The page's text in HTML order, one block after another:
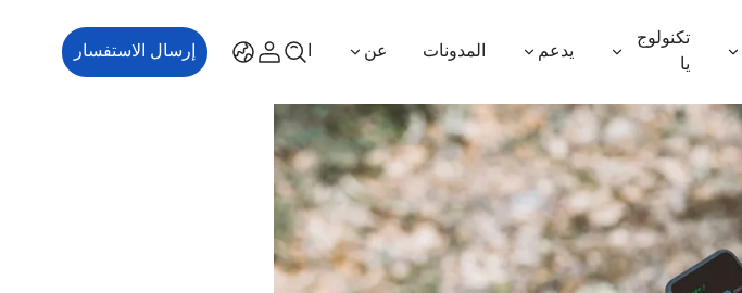
تكنولوج
يا
يدعم المدونات عن اتصل بنا إرسال الاستفسار